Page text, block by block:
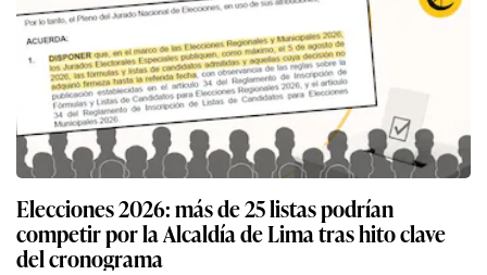
Elecciones 2026: más de 25 listas podrían
competir por la Alcaldía de Lima tras hito clave
del cronograma